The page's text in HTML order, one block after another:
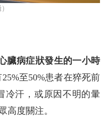
臟病症狀發生的一小時
至50%患者在猝死前
冷汗，或原因不明的暈
高度關注。